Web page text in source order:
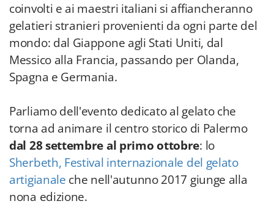
coinvolti e ai maestri italiani si affiancheranno
gelatieri stranieri provenienti da ogni parte del
mondo: dal Giappone agli Stati Uniti, dal
Messico alla Francia, passando per Olanda,
Spagna e Germania.
Parliamo dell'evento dedicato al gelato che
torna ad animare il centro storico di Palermo
dal 28 settembre al primo ottobre: lo
Sherbeth, Festival internazionale del gelato
artigianale che nell'autunno 2017 giunge alla
nona edizione.